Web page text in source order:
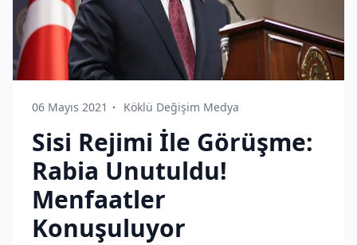
06 Mayıs 2021 Köklü Değişim Medya
Sisi Rejimi İle Görüşme:
Rabia Unutuldu!
Menfaatler
Konuşuluyor